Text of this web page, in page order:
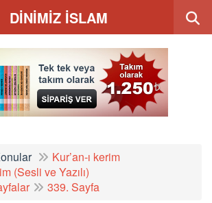
DİNİMİZ İSLAM
Kur’an-ı kerim
(Sesli ve Yazılı)
339. Sayfa